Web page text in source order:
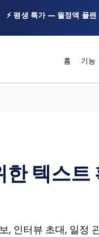
⚡ 평생 특가 — 월정액 플
홈 기능
한 텍스트
, 인터뷰 초대, 일정